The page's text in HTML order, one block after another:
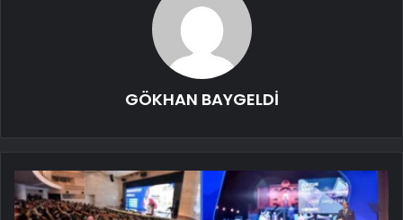
GÖKHAN BAYGELDİ